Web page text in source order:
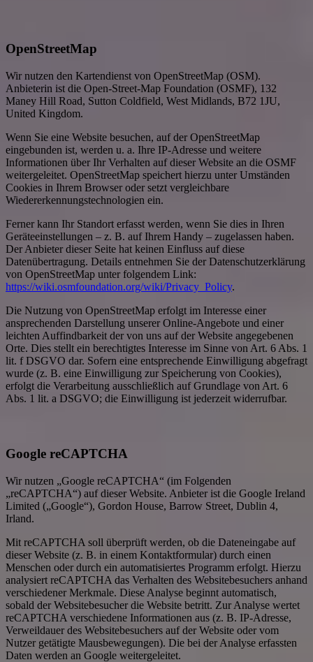
OpenStreetMap
Wir nutzen den Kartendienst von OpenStreetMap (OSM).
Anbieterin ist die Open-Street-Map Foundation (OSMF), 132
Maney Hill Road, Sutton Coldfield, West Midlands, B72 1JU,
United Kingdom.
Wenn Sie eine Website besuchen, auf der OpenStreetMap
eingebunden ist, werden u. a. Ihre IP-Adresse und weitere
Informationen über Ihr Verhalten auf dieser Website an die OSMF
weitergeleitet. OpenStreetMap speichert hierzu unter Umständen
Cookies in Ihrem Browser oder setzt vergleichbare
Wiedererkennungstechnologien ein.
Ferner kann Ihr Standort erfasst werden, wenn Sie dies in Ihren
Geräteeinstellungen – z. B. auf Ihrem Handy – zugelassen haben.
Der Anbieter dieser Seite hat keinen Einfluss auf diese
Datenübertragung. Details entnehmen Sie der Datenschutzerklärung
von OpenStreetMap unter folgendem Link:
https://wiki.osmfoundation.org/wiki/Privacy_Policy.
Die Nutzung von OpenStreetMap erfolgt im Interesse einer
ansprechenden Darstellung unserer Online-Angebote und einer
leichten Auffindbarkeit der von uns auf der Website angegebenen
Orte. Dies stellt ein berechtigtes Interesse im Sinne von Art. 6 Abs. 1
lit. f DSGVO dar. Sofern eine entsprechende Einwilligung abgefragt
wurde (z. B. eine Einwilligung zur Speicherung von Cookies),
erfolgt die Verarbeitung ausschließlich auf Grundlage von Art. 6
Abs. 1 lit. a DSGVO; die Einwilligung ist jederzeit widerrufbar.
Google reCAPTCHA
Wir nutzen „Google reCAPTCHA“ (im Folgenden
„reCAPTCHA“) auf dieser Website. Anbieter ist die Google Ireland
Limited („Google“), Gordon House, Barrow Street, Dublin 4,
Irland.
Mit reCAPTCHA soll überprüft werden, ob die Dateneingabe auf
dieser Website (z. B. in einem Kontaktformular) durch einen
Menschen oder durch ein automatisiertes Programm erfolgt. Hierzu
analysiert reCAPTCHA das Verhalten des Websitebesuchers anhand
verschiedener Merkmale. Diese Analyse beginnt automatisch,
sobald der Websitebesucher die Website betritt. Zur Analyse wertet
reCAPTCHA verschiedene Informationen aus (z. B. IP-Adresse,
Verweildauer des Websitebesuchers auf der Website oder vom
Nutzer getätigte Mausbewegungen). Die bei der Analyse erfassten
Daten werden an Google weitergeleitet.